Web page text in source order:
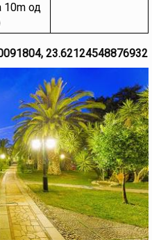
10m од
23.62124548876932